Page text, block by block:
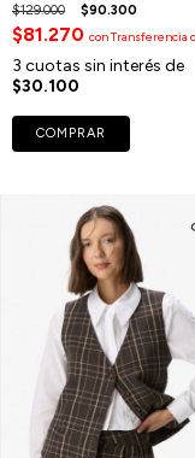
$129.000 $90.300
$81.270 conTransferencia
3 cuotas sin interés de
$30.100
COMPRAR